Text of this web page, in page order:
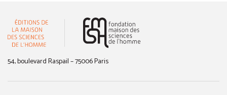
54, boulevard Raspail – 75006 Paris